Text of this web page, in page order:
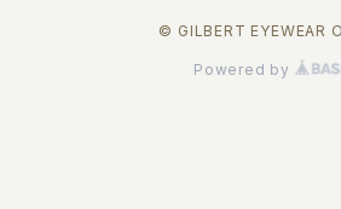
BJ CLASSIC COLLECTION
実店舗で使えるお得な商品券© GILBERT EYEWEAR
Powered by